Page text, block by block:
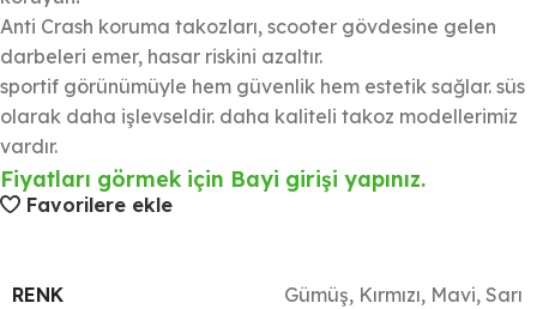
Anti Crash koruma takozları, scooter gövdesine gelen
darbeleri emer, hasar riskini azaltır.
sportif görünümüyle hem güvenlik hem estetik sağlar. süs
olarak daha işlevseldir. daha kaliteli takoz modellerimiz
vardır.
Fiyatları görmek için Bayi girişi yapınız.
Favorilere ekle
RENK Gümüş, Kırmızı, Mavi, Sarı